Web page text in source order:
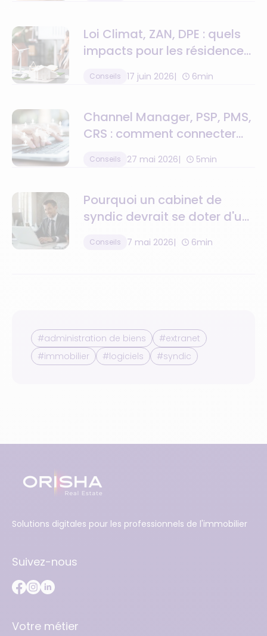
Loi Climat, ZAN, DPE : quels
impacts pour les résidences
Conseils 17 juin 2026 6min
Channel Manager, PSP, PMS,
CRS : comment connecter
Conseils 27 mai 2026 5min
Pourquoi un cabinet de
syndic devrait se doter d'un
relation client ?
Conseils 7 mai 2026 6min
#administration de biens
#extranet
#immobilier
#logiciels #syndic
Solutions digitales pour les professionnels de l'immobilier
Suivez-nous
Votre métier